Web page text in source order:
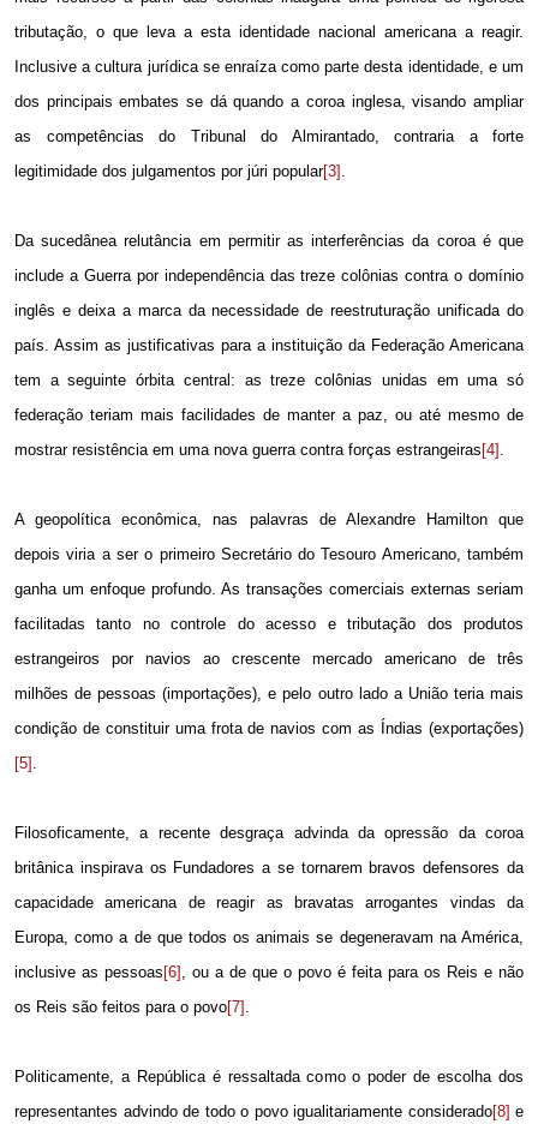
tributação, o que leva a esta identidade nacional americana a reagir.
Inclusive a cultura jurídica se enraíza como parte desta identidade, e um
dos principais embates se dá quando a coroa inglesa, visando ampliar
as competências do Tribunal do Almirantado, contraria a forte
legitimidade dos julgamentos por júri popular[3] .
Da sucedânea relutância em permitir as interferências da coroa é que
include a Guerra por independência das treze colônias contra o domínio
inglês e deixa a marca da necessidade de reestruturação unificada do
país. Assim as justificativas para a instituição da Federação Americana
tem a seguinte órbita central: as treze colônias unidas em uma só
federação teriam mais facilidades de manter a paz, ou até mesmo de
mostrar resistência em uma nova guerra contra forças estrangeiras [4] .
A geopolítica econômica, nas palavras de Alexandre Hamilton que
depois viria a ser o primeiro Secretário do Tesouro Americano, também
ganha um enfoque profundo. As transações comerciais externas seriam
facilitadas tanto no controle do acesso e tributação dos produtos
estrangeiros por navios ao crescente mercado americano de três
milhões de pessoas (importações), e pelo outro lado a União teria mais
condição de constituir uma frota de navios com as Índias (exportações)
[5] .
Filosoficamente, a recente desgraça advinda da opressão da coroa
britânica inspirava os Fundadores a se tornarem bravos defensores da
capacidade americana de reagir as bravatas arrogantes vindas da
Europa, como a de que todos os animais se degeneravam na América,
inclusive as pessoas [6] , ou a de que o povo é feita para os Reis e não
os Reis são feitos para o povo[7] .
Politicamente, a República é ressaltada como o poder de escolha dos
representantes advindo de todo o povo igualitariamente considerado[8] e